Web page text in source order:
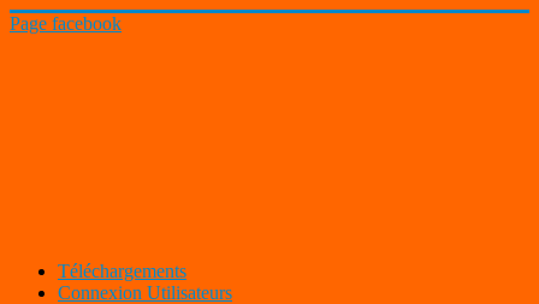
Page facebook
Téléchargements
Connexion Utilisateurs